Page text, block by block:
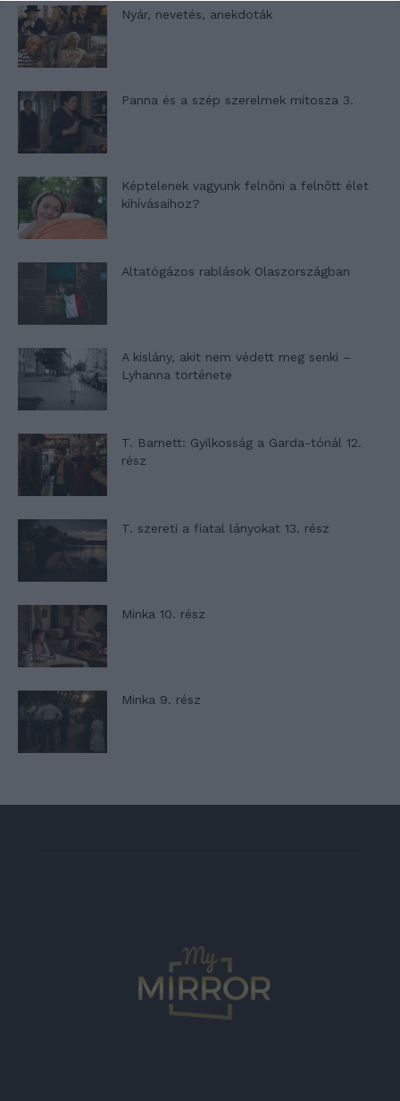
Nyár, nevetés, anekdoták
Panna és a szép szerelmek mítosza 3.
Képtelenek vagyunk felnőni a felnőtt élet
kihívásaihoz?
Altatógázos rablások Olaszországban
A kislány, akit nem védett meg senki –
Lyhanna története
T. Barnett: Gyilkosság a Garda-tónál 12.
rész
T. szereti a fiatal lányokat 13. rész
Minka 10. rész
Minka 9. rész